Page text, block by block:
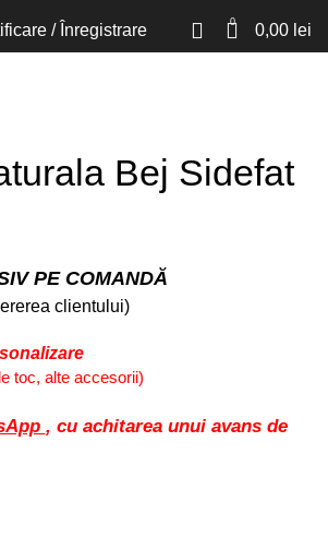
/ Înregistrare 0 0,00 lei
Bej Sidefat
PE COMANDĂ
clientului)
toc, alte accesorii)
, cu achitarea unui avans de